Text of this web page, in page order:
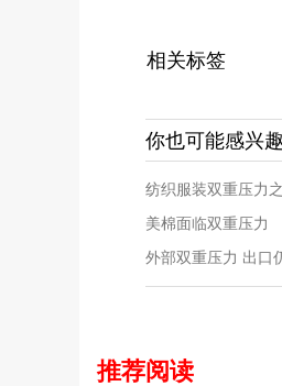
相关标签
你也可能感兴趣
纺织服装双重压力
美棉面临双重压力
外部双重压力 出口
推荐阅读